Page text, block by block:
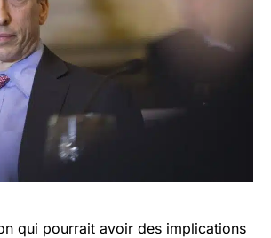
qui pourrait avoir des implications